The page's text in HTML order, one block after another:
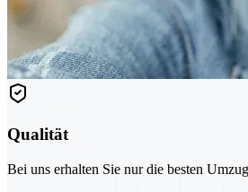
Qualität
Bei uns erhalten Sie nur die besten